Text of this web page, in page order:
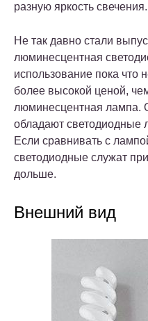
разную яркость свечения.
Не так давно стали
люминесцентная
использование пока что
более высокой ценой,
люминесцентная лампа.
обладают светодиодные
Если сравнивать с
светодиодные служат
дольше.
Внешний вид